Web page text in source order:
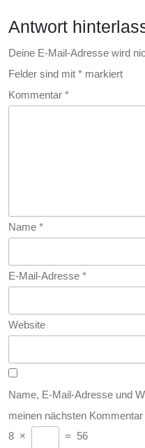
Antwort
Deine E-Mail-Adresse wird
Felder sind mit * markiert
Kommentar *
Name *
E-Mail-Adresse *
Website
Name, E-Mail-Adresse und
meinen nächsten
8 × = 56